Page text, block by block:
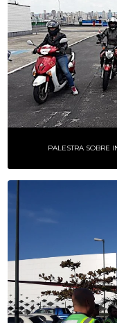
TREINAMENTOS PARA
PALESTRA SOBRE